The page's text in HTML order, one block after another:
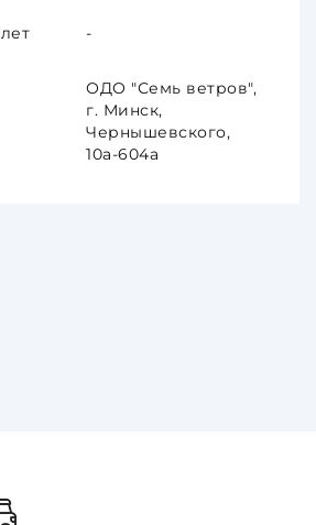
-
ОДО "Семь ветров",
г. Минск,
Чернышевского,
10а-604а